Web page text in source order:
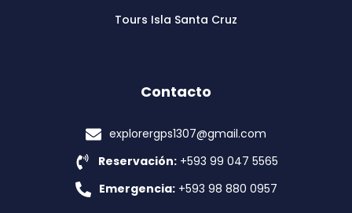
Tours Isla Santa Cruz
Contacto
explorergps1307@gmail.com
Reservación:+593 99 047 5565
Emergencia:+593 98 880 0957